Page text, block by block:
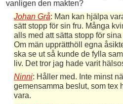
vanligen den makten?
Johan Grå: Man kan hjälpa
sätt stopp för sin fru. Många
alls med att sätta stopp för
Om män upprätthöll egna
ska se ut så kunde de fylla
liv. Det tror jag hade varit
Ninni: Håller med. Inte minst
gemensamma beslut, som tex
vara.